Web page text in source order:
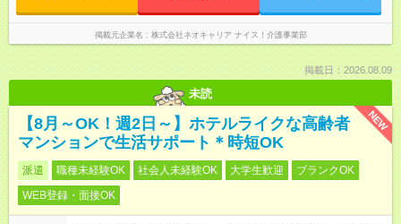
掲載元企業名 株式会社ネオキャリア ナイス！介護事業部
掲載日：2026.08.09
未読
NEW
【8月～OK！週2日～】ホテルライクな高齢者
マンションで生活サポート＊時短OK
派遣 職種未経験OK 社会人未経験OK 大学生歓迎
ブランクOK
WEB登録・面接OK